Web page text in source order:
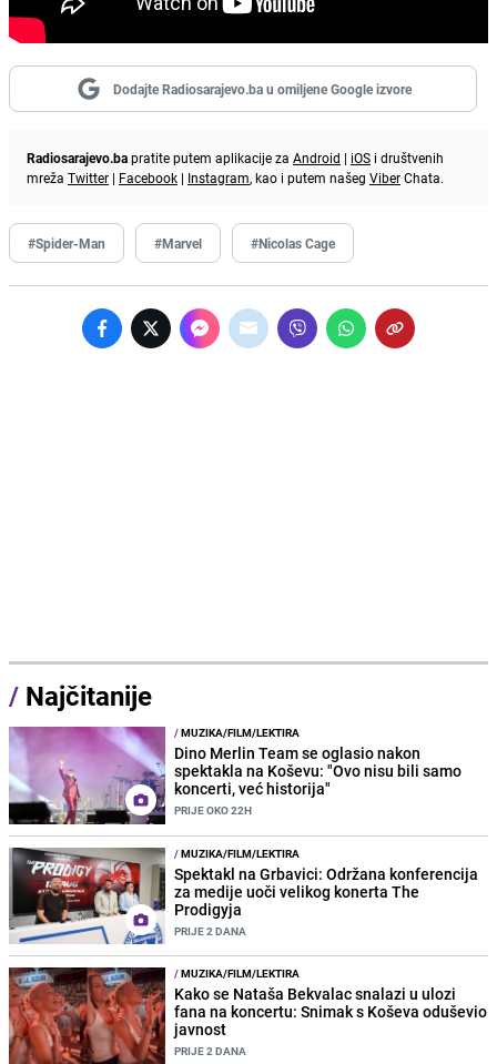
Dodajte Radiosarajevo.ba u omiljene Google izvore
Radiosarajevo.bapratite putem aplikacije za Android | iOS i društvenih
mreža Twitter | Facebook | Instagram, kao i putem našeg ViberChata.
#Spider-Man #Marvel #Nicolas Cage
/ Najčitanije
/MUZIKA/FILM/LEKTIRA
Dino Merlin Team se oglasio nakon
spektakla na Koševu: "Ovo nisu bili samo
koncerti, već historija"
PRIJE OKO 22H
/MUZIKA/FILM/LEKTIRA
Spektakl na Grbavici: Održana konferencija
za medije uoči velikog konerta The
Prodigyja
PRIJE 2 DANA
/MUZIKA/FILM/LEKTIRA
Kako se Nataša Bekvalac snalazi u ulozi
fana na koncertu: Snimak s Koševa oduševio
javnost
PRIJE 2 DANA